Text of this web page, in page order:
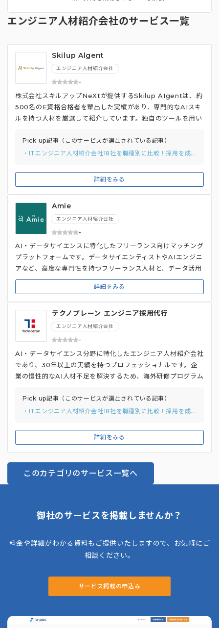
エンジニア人材紹介会社のサービス一覧
Skilup Algent
エンジニア人材紹介会社
-
詳細をみる
株式会社スキルアップNeXtが提供するSkilup AIgentは、約
500名のE資格合格者を輩出した実績があり、専門的なAIスキ
ルを持つ人材を厳選して紹介しています。独自のツールを用い
人材をマッチングすることが可能です。また、累計5,000人以
上の受講者データベースから、継続的に学習されている優秀層
ルの候補者を中心に、データサイエンティストやMLエンジニ
アなど幅広い職種に対応しており、採用後は最先端のAI研修を
半年間無料で受講できるサポートも提供しています。
Pick up記事（このサービスが選出されている記事）
・ITエンジニア人材紹介会社18社を職種別に比較！採用を成功させるコツも解説！
Amie
エンジニア人材紹介会社
-
詳細をみる
AI・データサイエンスに特化したフリーランス向けマッチング
プラットフォームです。データサイエンティストやAIエンジニ
アなど、高度な専門性を持つフリーランス人材と、データ活用
に取り組む企業を効果的に結びつけることを目的としていま
す。データサイエンス業務に精通したプロフェッショナルがマ
ッチングを担当するため、高精度な人材紹介が可能となりま
す。 また、顧客との信頼関係を重視し、データサイエンスプ
ロジェクトへの小規模アサインだけでなく、プロジェクト単位
の組成や遂行の支援にも対応しています。また、最短で即日か
ことが可能です。
テクノブレーン エンジニア採用代行
エンジニア人材紹介会社
-
詳細をみる
AI・データサイエンス分野に特化したエンジニア人材紹介会社
であり、30年以上の実績を持つプロフェッショナルです。企
業の慢性的なAI人材不足を解決するため、海外研修プログラム
サービスを提供しています。 テクノブレーンは、高度なスカウ
ティング手法を駆使し、従来の採用手法を超えた独自のアプロ
万人以上の候補者リストデータを保有し、80,000名以上のエ
ンジニアとの面談実績があります。 さらに、97%以上の高い
に丁寧なマッチングを行っています。AI・データサイエンス分
野に精通した専門コンサルタントによるキャリア相談や企業へ
Pick up記事（このサービスが選出されている記事）
・ITエンジニア人材紹介会社18社を職種別に比較！採用を成功させるコツも解説！
このカテゴリのサービス一覧へ
御社のサービスを掲載しませんか？
料金や詳細がわかる資料もご提供いたしますので、お気軽にご
相談ください。
サービス掲載の申込み